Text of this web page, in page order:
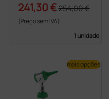
241,30 €254,00 €
(Preço sem IVA)
1 unidade
mais opções